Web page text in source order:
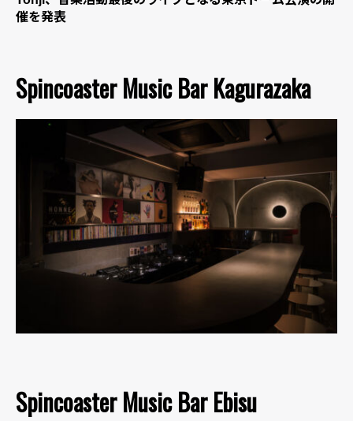
催を発表
Spincoaster Music Bar Kagurazaka
Spincoaster Music Bar Ebisu